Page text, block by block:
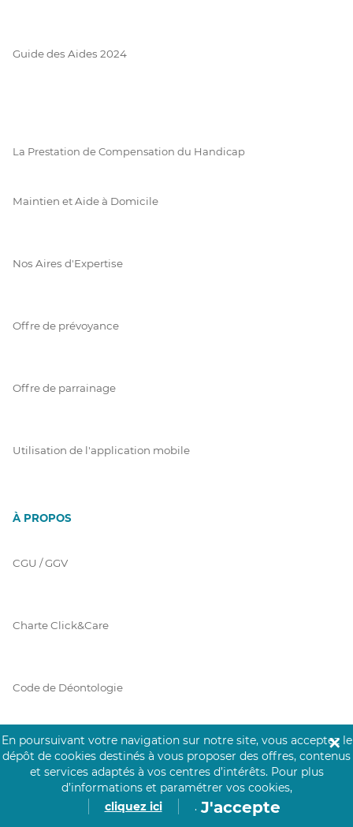
Guide des Aides 2024
La Prestation de Compensation du Handicap
Maintien et Aide à Domicile
Nos Aires d'Expertise
Offre de prévoyance
Offre de parrainage
Utilisation de l'application mobile
À PROPOS
CGU / GGV
Charte Click&Care
Code de Déontologie
Mentions Légales
Prérequis Click&Care
En poursuivant votre navigation sur notre site, vous acceptez le
dépôt de cookies destinés à vous proposer des offres, contenus
et services adaptés à vos centres d’intérêts. Pour plus
d’informations et paramétrer vos cookies,
cliquez ici
. J'accepte
✕